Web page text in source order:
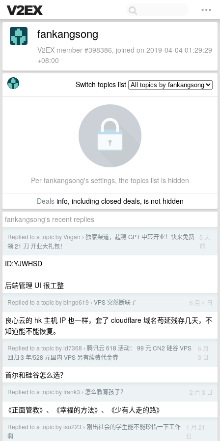
fankangsong
V2EX member #398386, joined on 2019-04-04 01:29:29
+08:00
Switch topics list
Per fankangsong's settings, the topics list is hidden
Dealsinfo, including closed deals, is not hidden
fankangsong's recent replies
Replied to a topic by Vogan › 独家渠道，超稳 GPT 中转开业！快来免费
领 21 刀 开业大礼包！
5 天
前
ID:YJWHSD
后端管理 UI 很工整
Replied to a topic by bingo619 › VPS 突然断联了 6 月 4 日
良心云的 hk 主机 IP 也一样，套了 cloudflare 域名苟延残存几天，不
知道能不能恢复。
Replied to a topic by id7368 › 腾讯云 618 活动： 99 元 CN2 硅谷 VPS
回归 3 年/528 元国内 VPS 另有续费代金券
6 月
3 日
首尔和硅谷怎么选？
Replied to a topic by frank3 › 怎么教育孩子？ 2 月 3 日
《正面管教》、《幸福的方法》、《少有人走的路》
Replied to a topic by iso223 › 刚出社会的学生能不能珍惜一下工作
啊
1 月 21
日